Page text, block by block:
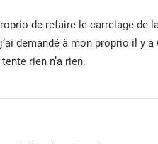
de refaire le carrelage de
demandé à mon proprio il y
rien n’a rien.